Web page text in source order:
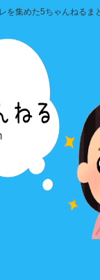
を集めた5ちゃんねるま